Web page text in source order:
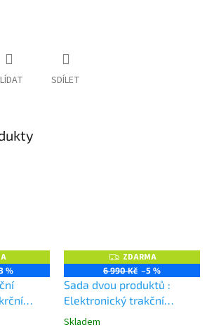
SDÍLET
%
Z
D
A
R
M
A
ZDARMA
6 990 Kč –5 %
Sada dvou produktů :
Elektronický trakční
masážní přístroj krční
Průměrné
Skladem